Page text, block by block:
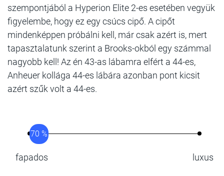
szempontjából a Hyperion Elite 2-es esetében vegyük
figyelembe, hogy ez egy csúcs cipő. A cipőt
mindenképpen próbálni kell, már csak azért is, mert
tapasztalatunk szerint a Brooks-okból egy számmal
nagyobb kell! Az én 43-as lábamra elfért a 44-es,
Anheuer kollága 44-es lábára azonban pont kicsit
azért szűk volt a 44-es.
70 %
fapados luxus